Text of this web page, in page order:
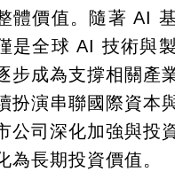
體價值。隨著 AI
是全球 AI 技術與
步成為支撐相關產
扮演串聯國際資本
公司深化加強與投
為長期投資價值。